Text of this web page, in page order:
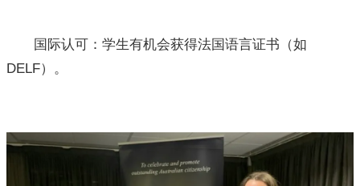
国际认可：学生有机会获得法国语言证书（如
DELF）。